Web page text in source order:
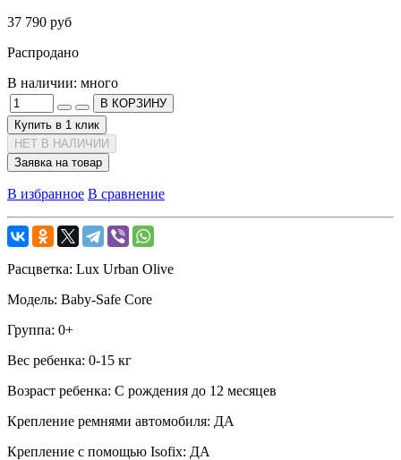
37 790 руб
Распродано
В наличии: много
В КОРЗИНУ
Купить в 1 клик
НЕТ В НАЛИЧИИ
Заявка на товар
В избранное В сравнение
Расцветка: Lux Urban Olive
Модель: Baby-Safe Core
Группа: 0+
Вес ребенка: 0-15 кг
Возраст ребенка: С рождения до 12 месяцев
Крепление ремнями автомобиля: ДА
Крепление с помощью Isofix: ДА